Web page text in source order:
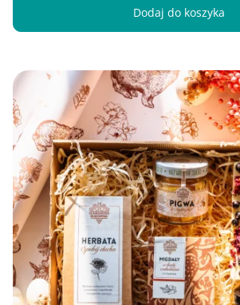
Dodaj do koszyka